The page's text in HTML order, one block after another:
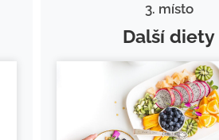
3. místo
Další diety